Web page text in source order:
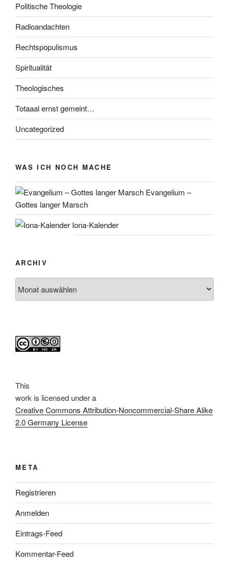
Politische Theologie
Radioandachten
Rechtspopulismus
Spiritualität
Theologisches
Totaaal ernst gemeint…
Uncategorized
WAS ICH NOCH MACHE
Evangelium –
Gottes langer Marsch
Iona-Kalender
ARCHIV
This
work is licensed under a
Creative Commons Attribution-Noncommercial-Share Alike
2.0 Germany License
META
Registrieren
Anmelden
Eintrags-Feed
Kommentar-Feed